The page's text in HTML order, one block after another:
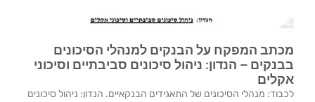
מכתב המפקח על הבנקים למנהלי הסיכונים
בבנקים – הנדון: ניהול סיכונים סביבתיים וסיכוני
אקלים
לכבוד: מנהלי הסיכונים של התאגידים הבנקאיים. הנדון: ניהול סיכונים